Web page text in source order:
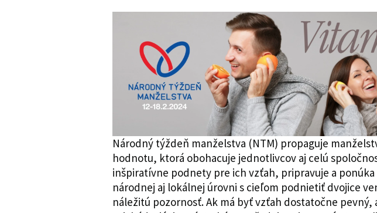
Národný týždeň manželstva (NTM) propaguje
hodnotu, ktorá obohacuje jednotlivcov aj celú
inšpiratívne podnety pre ich vzťah, pripravuje a
národnej aj lokálnej úrovni s cieľom podnietiť dvojice
náležitú pozornosť. Ak má byť vzťah dostatočne pevný,